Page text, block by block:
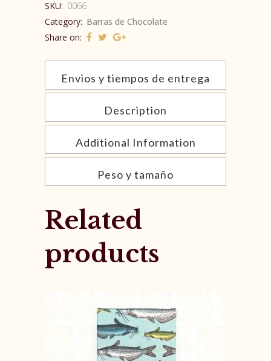
SKU: 0066
Category: Barras de Chocolate
Share on:
Envios y tiempos de entrega
Description
Additional Information
Peso y tamaño
Related
products